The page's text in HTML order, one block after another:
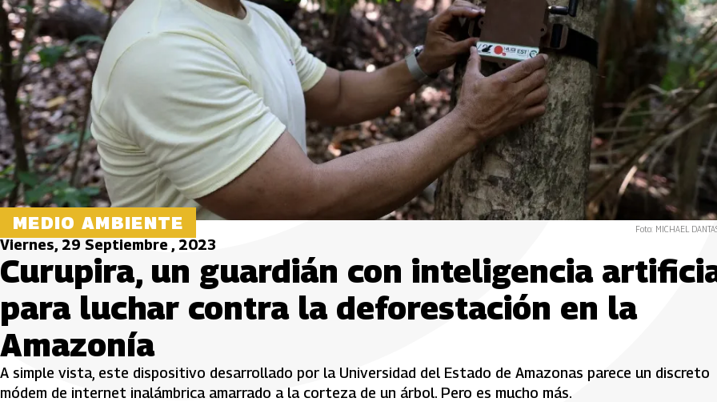
MEDIO AMBIENTE Foto: MICHAEL
Viernes, 29 Septiembre , 2023
Curupira, un guardián con inteligencia
para luchar contra la deforestación en la
Amazonía
A simple vista, este dispositivo desarrollado por la Universidad del Estado de Amazonas parece un discreto
módem de internet inalámbrica amarrado a la corteza de un árbol. Pero es mucho más.